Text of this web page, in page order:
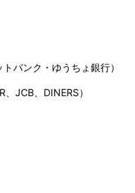
バンク・ゆうちょ銀行）
JCB、DINERS）